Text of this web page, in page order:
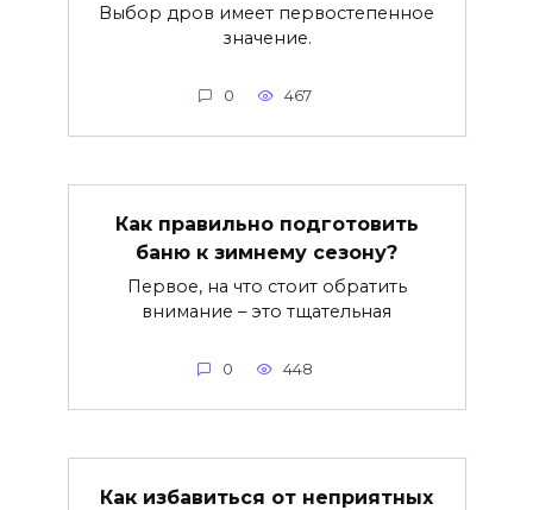
Выбор дров имеет первостепенное
значение.
0 467
Как правильно подготовить
баню к зимнему сезону?
Первое, на что стоит обратить
внимание – это тщательная
0 448
Как избавиться от неприятных